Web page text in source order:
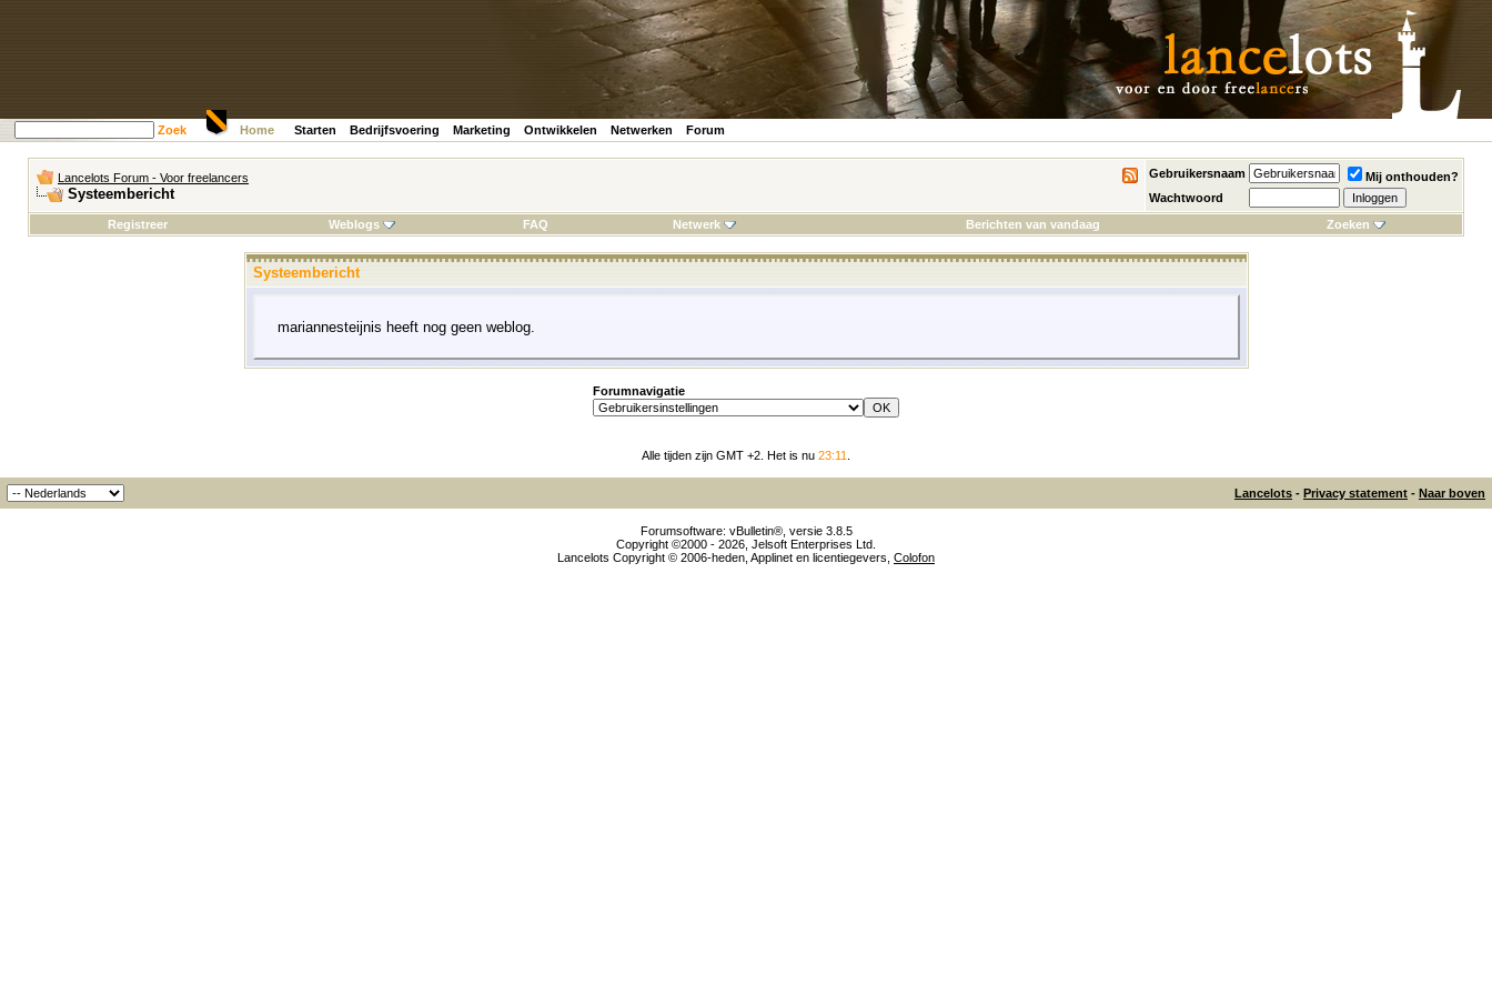
Zoek Home Starten Bedrijfsvoering Marketing Ontwikkelen Netwerken Forum
Lancelots Forum - Voor freelancers
Systeembericht
Gebruikersnaam
Mij onthouden?
Wachtwoord
Registreer
Weblogs FAQ Netwerk Berichten van vandaag Zoeken
Systeembericht
mariannesteijnis heeft nog geen weblog.
Forumnavigatie
Alle tijden zijn GMT +2. Het is nu 23:11
Lancelots - Privacy statement - Naar boven
Forumsoftware: vBulletin®, versie 3.8.5
Copyright ©2000 - 2026, Jelsoft Enterprises Ltd.
Lancelots Copyright © 2006-heden, Applinet en licentiegevers, Colofon